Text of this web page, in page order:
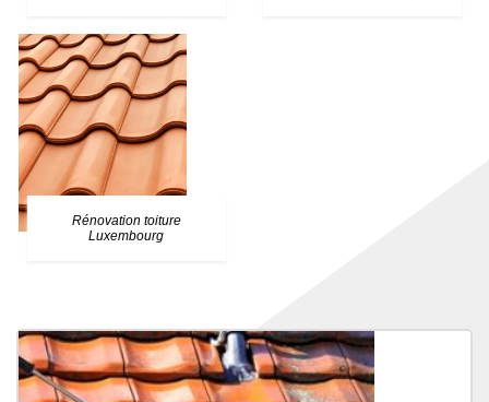
Rénovation toiture
Luxembourg